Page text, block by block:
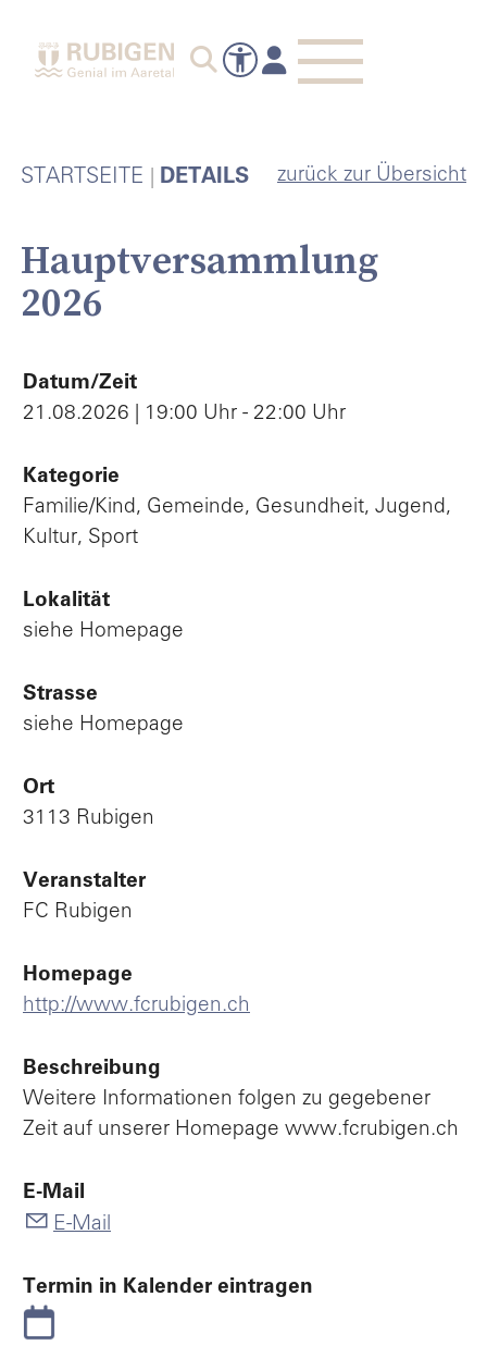
STARTSEITE DETAILS zurück zur Übersicht
Hauptversammlung
2026
Datum/Zeit
21.08.2026 | 19:00 Uhr - 22:00 Uhr
Kategorie
Familie/Kind, Gemeinde, Gesundheit, Jugend,
Kultur, Sport
Lokalität
siehe Homepage
Strasse
siehe Homepage
Ort
3113 Rubigen
Veranstalter
FC Rubigen
Homepage
http://www.fcrubigen.ch
Beschreibung
Weitere Informationen folgen zu gegebener
Zeit auf unserer Homepage www.fcrubigen.ch
E-Mail
E-Mail
Termin in Kalender eintragen